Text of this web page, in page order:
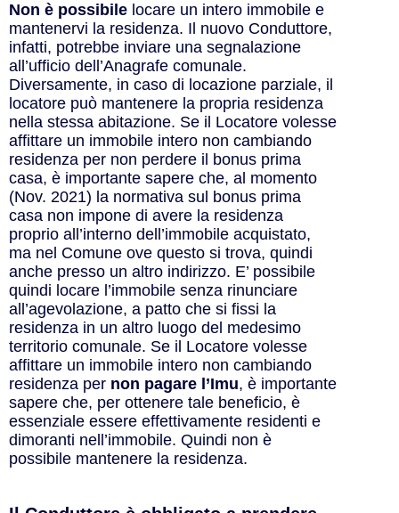
Non è possibile locare un intero immobile e
mantenervi la residenza. Il nuovo Conduttore,
infatti, potrebbe inviare una segnalazione
all’ufficio dell’Anagrafe comunale.
Diversamente, in caso di locazione parziale, il
locatore può mantenere la propria residenza
nella stessa abitazione. Se il Locatore volesse
affittare un immobile intero non cambiando
residenza per non perdere il bonus prima
casa, è importante sapere che, al momento
(Nov. 2021) la normativa sul bonus prima
casa non impone di avere la residenza
proprio all’interno dell’immobile acquistato,
ma nel Comune ove questo si trova, quindi
anche presso un altro indirizzo. E’ possibile
quindi locare l’immobile senza rinunciare
all’agevolazione, a patto che si fissi la
residenza in un altro luogo del medesimo
territorio comunale. Se il Locatore volesse
affittare un immobile intero non cambiando
residenza per non pagare l’Imu, è importante
sapere che, per ottenere tale beneficio, è
essenziale essere effettivamente residenti e
dimoranti nell’immobile. Quindi non è
possibile mantenere la residenza.